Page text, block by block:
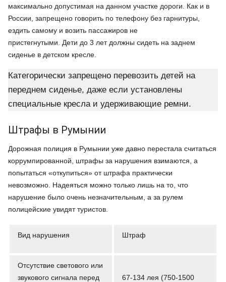
максимально допустимая на данном участке дороги. Как и в
России, запрещено говорить по телефону без гарнитуры,
ездить самому и возить пассажиров не
пристегнутыми. Дети до 3 лет должны сидеть на заднем
сиденье в детском кресле.
Категорически запрещено перевозить детей на
переднем сиденье, даже если установлены
специальные кресла и удерживающие ремни.
Штрафы в Румынии
Дорожная полиция в Румынии уже давно перестала считаться
коррумпированной, штрафы за нарушения взимаются, а
попытаться «откупиться» от штрафа практически
невозможно. Надеяться можно только лишь на то, что
нарушение было очень незначительным, а за рулем
полицейские увидят туристов.
Вид нарушения Штраф
Отсутствие светового или
звукового сигнала перед
67-134 лея (750-1500